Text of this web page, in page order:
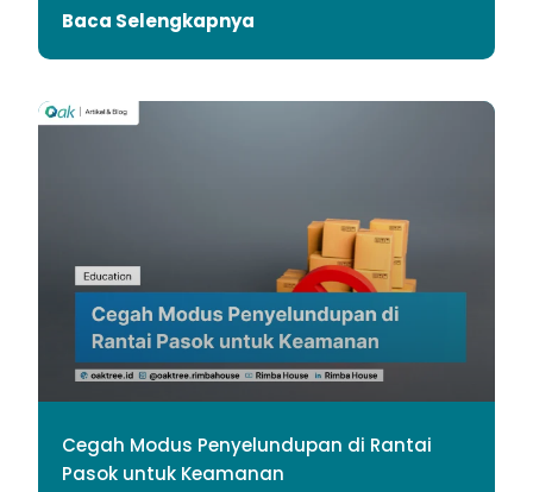
Baca Selengkapnya
Cegah Modus Penyelundupan di Rantai
Pasok untuk Keamanan